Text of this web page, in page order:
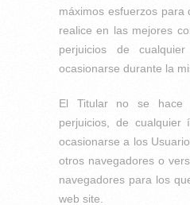
máximos esfuerzos para
realice en las mejores
perjuicios de
ocasionarse durante la
El Titular no se hace
perjuicios, de cualquier
ocasionarse a los
otros navegadores o
navegadores para los
web site.